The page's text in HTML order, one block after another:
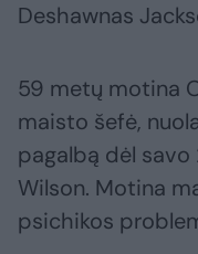
Deshawnas
59 metų motina
maisto šefė,
pagalbą dėl
Wilson. Motina
psichikos